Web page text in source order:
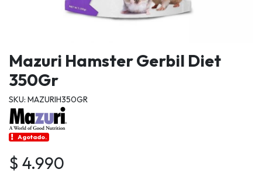
Mazuri Hamster Gerbil Diet
350Gr
SKU: MAZURIH350GR
Agotado.
$ 4.990